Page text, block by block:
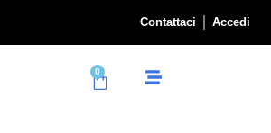
Contattaci Accedi
0